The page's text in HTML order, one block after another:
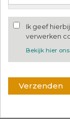
Ik geef
verwerken
Bekijk hier